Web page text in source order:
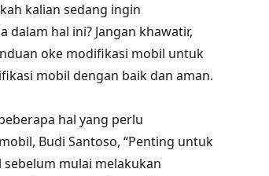
kalian sedang ingin
hal ini? Jangan khawatir,
oke modifikasi mobil untuk
mobil dengan baik dan aman.
hal yang perlu
Budi Santoso, “Penting untuk
mulai melakukan